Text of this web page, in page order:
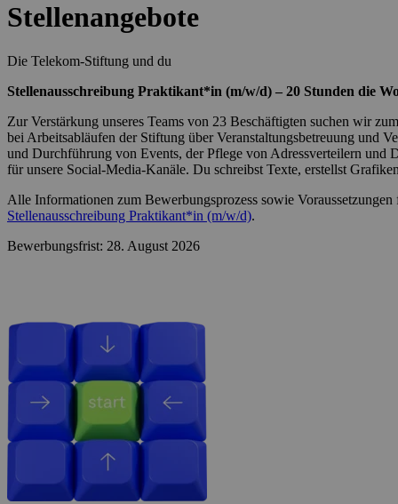
Stellenangebote
Die Telekom-Stiftung und du
Stellenausschreibung Praktikant*in (m/w/d) – 20 Stunden die
Zur Verstärkung unseres Teams von 23 Beschäftigten suchen wir
bei Arbeitsabläufen der Stiftung über Veranstaltungsbetreuung und
und Durchführung von Events, der Pflege von Adressverteilern und
für unsere Social-Media-Kanäle. Du schreibst Texte, erstellst
Alle Informationen zum Bewerbungsprozess sowie
Stellenausschreibung Praktikant*in (m/w/d).
Bewerbungsfrist: 28. August 2026